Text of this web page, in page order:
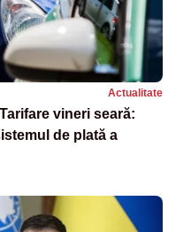
Actualitate
vineri seară:
de plată a